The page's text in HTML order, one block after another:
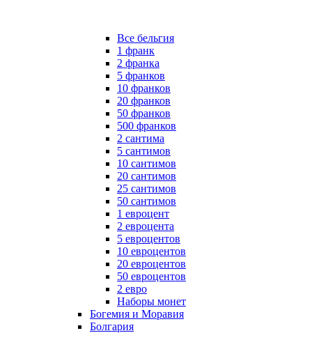
Все бельгия
1 франк
2 франка
5 франков
10 франков
20 франков
50 франков
500 франков
2 сантима
5 сантимов
10 сантимов
20 сантимов
25 сантимов
50 сантимов
1 евроцент
2 евроцента
5 евроцентов
10 евроцентов
20 евроцентов
50 евроцентов
2 евро
Наборы монет
Богемия и Моравия
Болгария